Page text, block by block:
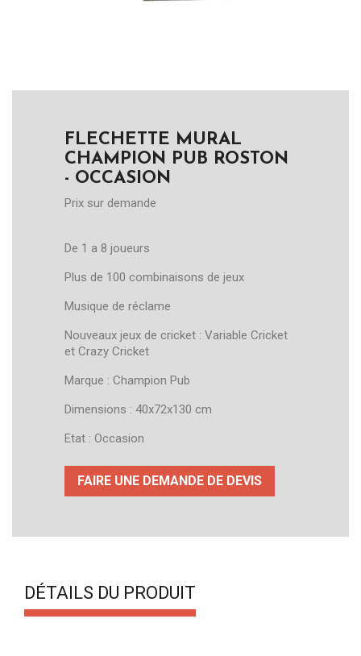
FLECHETTE MURAL
CHAMPION PUB ROSTON
- OCCASION
Prix sur demande
De 1 a 8 joueurs
Plus de 100 combinaisons de jeux
Musique de réclame
Nouveaux jeux de cricket : Variable Cricket
et Crazy Cricket
Marque : Champion Pub
Dimensions : 40x72x130 cm
Etat : Occasion
FAIRE UNE DEMANDE DE DEVIS
DÉTAILS DU PRODUIT